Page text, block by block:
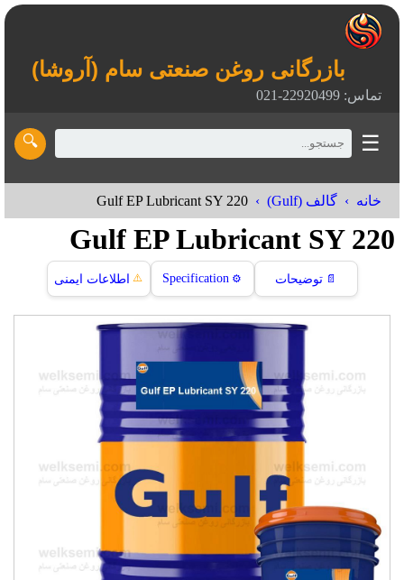
بازرگانی روغن صنعتی سام (آروشا)
تماس: 22920499-021
☰
🔍
خانه گالف (Gulf) Gulf EP Lubricant SY 220
Gulf EP Lubricant SY 220
📄 توضیحات ⚙️
Specification
⚠️ اطلاعات ایمنی